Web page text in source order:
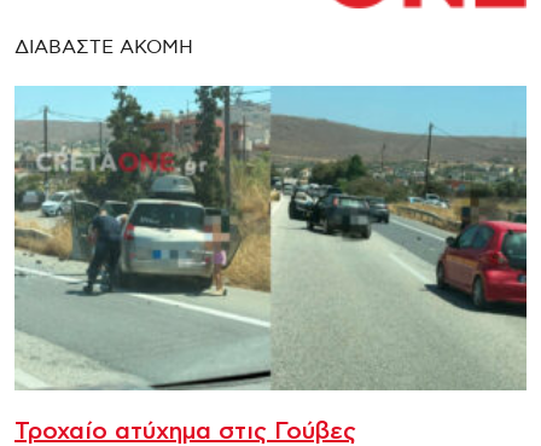
ΔΙΑΒΑΣΤΕ ΑΚΟΜΗ
Τροχαίο ατύχημα στις Γούβες